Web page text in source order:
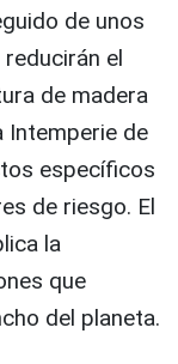
de unos
el
de madera
Intemperie de
específicos
de riesgo. El
la
que
del planeta.